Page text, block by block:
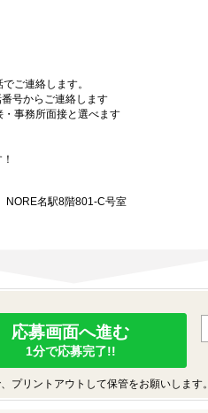
ご連絡します。
号からご連絡します
事務所面接と選べます
名駅8階801-C号室
応募画面へ進む
1分で応募完了!!
リントアウトして保管をお願いします。